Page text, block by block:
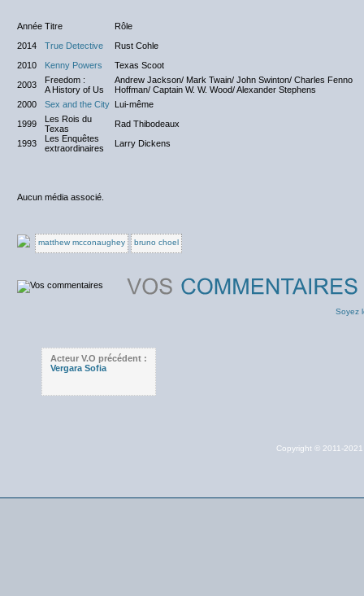
Année Titre
Rôle
2014
True Detective
Rust Cohle
2010
Kenny Powers
Texas Scoot
2003
Freedom :
A History of Us
Andrew Jackson/ Mark Twain/ John Swinton/ Charles Fenno
Hoffman/ Captain W. W. Wood/ Alexander Stephens
2000
Sex and the City Lui-même
1999
Les Rois du
Texas
Rad Thibodeaux
1993
Les Enquêtes
extraordinaires
Larry Dickens
Aucun média associé.
matthew mcconaughey bruno choel
Soyez
Acteur V.O précédent :
Vergara Sofia
Copyright © 2011-